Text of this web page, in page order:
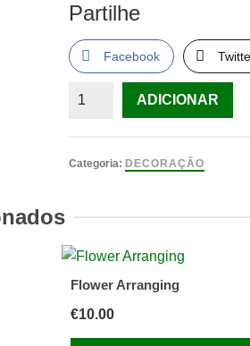
Partilhe
Facebook
Quantidade
e
ADICIONAR
Categoria: DECORAÇÃO
Flower Arranging
€10.00